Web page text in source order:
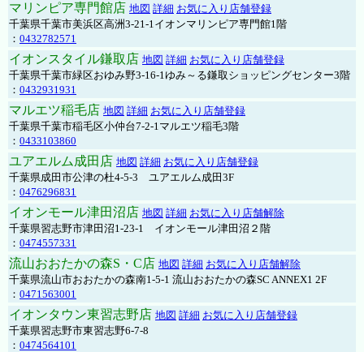
マリンピア専門館店 地図 詳細 お気に入り店舗登録
千葉県千葉市美浜区高洲3-21-1イオンマリンピア専門館1階
： 0432782571
イオンスタイル鎌取店 地図 詳細 お気に入り店舗登録
千葉県千葉市緑区おゆみ野3-16-1ゆみ～る鎌取ショッピングセンター3階
： 0432931931
マルエツ稲毛店 地図 詳細 お気に入り店舗登録
千葉県千葉市稲毛区小仲台7-2-1マルエツ稲毛3階
： 0433103860
ユアエルム成田店 地図 詳細 お気に入り店舗登録
千葉県成田市公津の杜4-5-3 ユアエルム成田3F
： 0476296831
イオンモール津田沼店 地図 詳細 お気に入り店舗解除
千葉県習志野市津田沼1-23-1 イオンモール津田沼２階
： 0474557331
流山おおたかの森S・C店 地図 詳細 お気に入り店舗解除
千葉県流山市おおたかの森南1-5-1 流山おおたかの森SC ANNEX1 2F
： 0471563001
イオンタウン東習志野店 地図 詳細 お気に入り店舗登録
千葉県習志野市東習志野6-7-8
： 0474564101